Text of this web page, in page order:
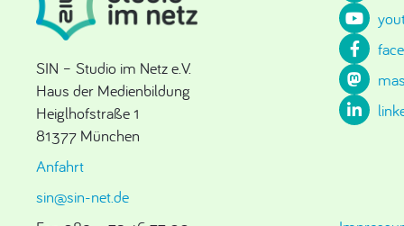
SIN – Studio im Netz e.V.
Haus der Medienbildung
Heiglhofstraße 1
81377 München
Anfahrt
sin@sin-net.de